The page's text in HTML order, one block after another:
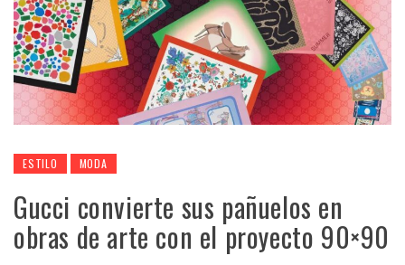
ESTILO MODA
Gucci convierte sus pañuelos en
obras de arte con el proyecto 90×90